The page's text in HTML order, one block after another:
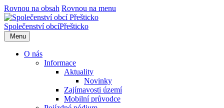
Rovnou na obsah Rovnou na menu
Společenství obcíPřešticko
Menu
O nás
Informace
Aktuality
Novinky
Zajímavosti území
Mobilní průvodce